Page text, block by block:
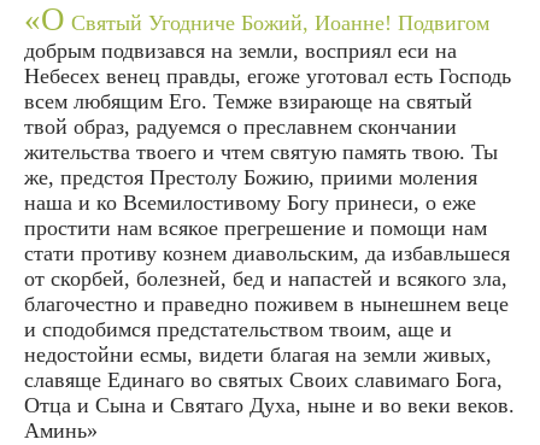
«О Святый Угодниче Божий, Иоанне! Подвигом
добрым подвизався на земли, восприял еси на
Небесех венец правды, егоже уготовал есть Господь
всем любящим Его. Темже взирающе на святый
твой образ, радуемся о преславнем скончании
жительства твоего и чтем святую память твою. Ты
же, предстоя Престолу Божию, приими моления
наша и ко Всемилостивому Богу принеси, о еже
простити нам всякое прегрешение и помощи нам
стати противу кознем диавольским, да избавльшеся
от скорбей, болезней, бед и напастей и всякого зла,
благочестно и праведно поживем в нынешнем веце
и сподобимся предстательством твоим, аще и
недостойни есмы, видети благая на земли живых,
славяще Единаго во святых Своих славимаго Бога,
Отца и Сына и Святаго Духа, ныне и во веки веков.
Аминь»